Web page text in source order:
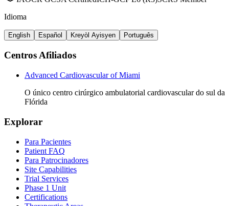
Idioma
English Español Kreyòl Ayisyen Português
Centros Afiliados
Advanced Cardiovascular of Miami
O único centro cirúrgico ambulatorial cardiovascular do sul da
Flórida
Explorar
Para Pacientes
Patient FAQ
Para Patrocinadores
Site Capabilities
Trial Services
Phase 1 Unit
Certifications